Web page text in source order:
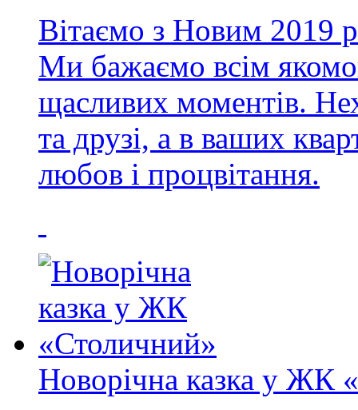
Вітаємо з Новим 2019
Ми бажаємо всім
щасливих моментів.
та друзі, а в ваших
любов і процвітання.
Новорічна казка у ЖК